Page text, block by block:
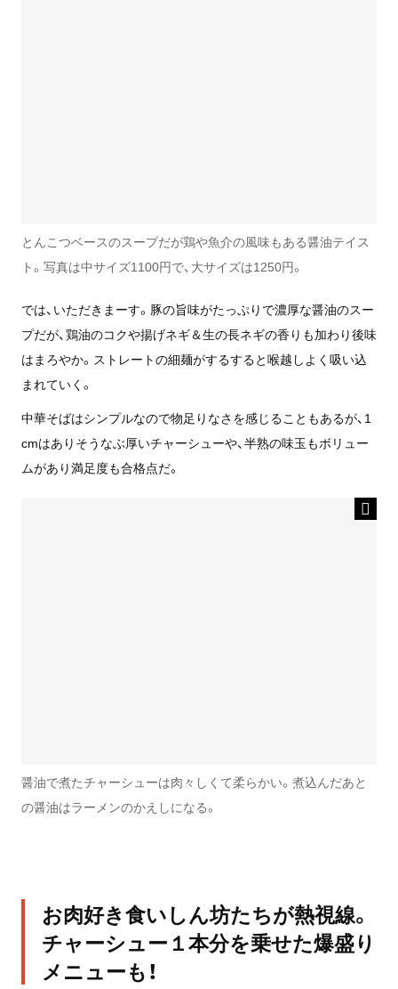
とんこつベースのスープだが鶏や魚介の風味もある醤油テイス
ト。写真は中サイズ1100円で、大サイズは1250円。
では、いただきまーす。豚の旨味がたっぷりで濃厚な醤油のスー
プだが、鶏油のコクや揚げネギ＆生の長ネギの香りも加わり後味
はまろやか。ストレートの細麺がするすると喉越しよく吸い込
まれていく。
中華そばはシンプルなので物足りなさを感じることもあるが、1
cmはありそうなぶ厚いチャーシューや、半熟の味玉もボリュー
ムがあり満足度も合格点だ。
醤油で煮たチャーシューは肉々しくて柔らかい。煮込んだあと
の醤油はラーメンのかえしになる。
お肉好き食いしん坊たちが熱視線。
チャーシュー１本分を乗せた爆盛り
メニューも！